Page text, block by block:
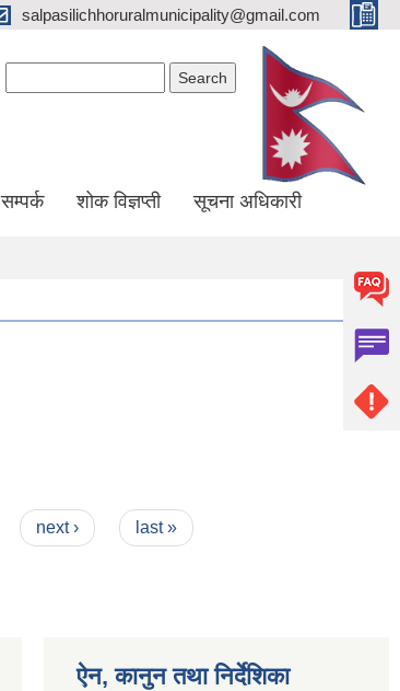
salpasilichhoruralmunicipality@gmail.com
सम्पर्क शोक विज्ञप्ती सूचना अधिकारी
next › last »
ऐन, कानुन तथा निर्देशिका